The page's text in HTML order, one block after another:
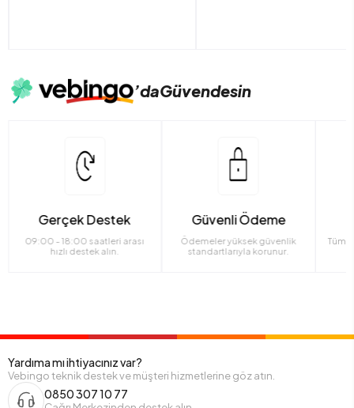
’daGüvendesin
Gerçek Destek
09:00 - 18:00 saatleri arası
hızlı destek alın.
Güvenli Ödeme
Ödemeler yüksek güvenlik
standartlarıyla korunur.
Tüm
Yardıma mı ihtiyacınız var?
Vebingo teknik destek ve müşteri hizmetlerine göz atın.
0850 307 10 77